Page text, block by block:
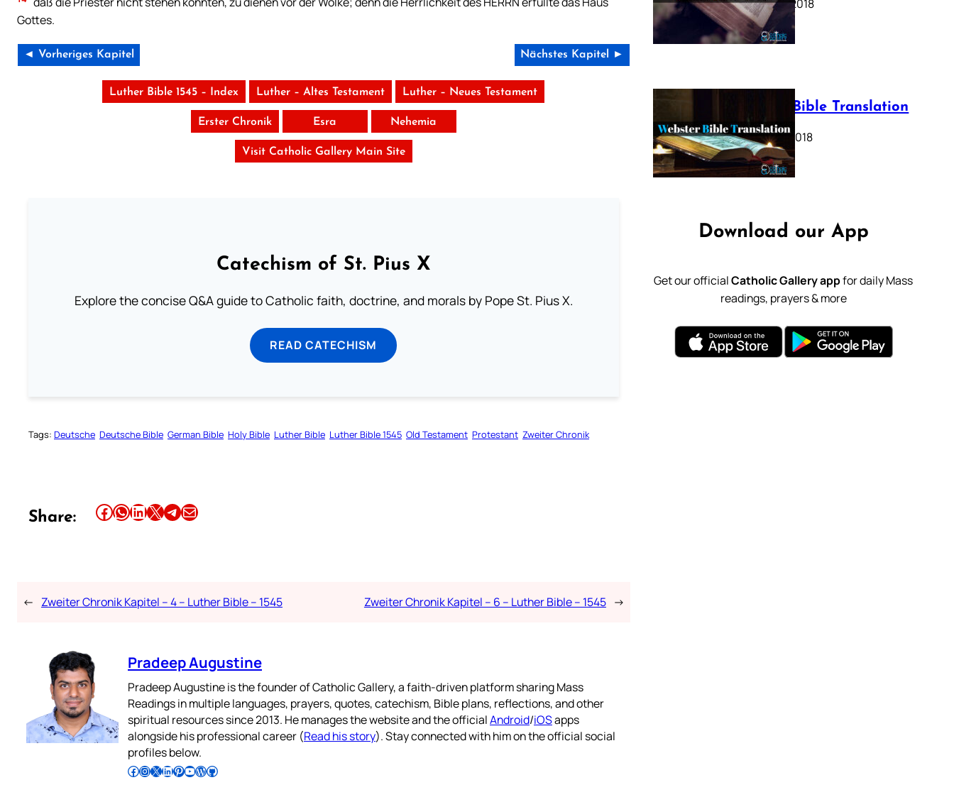
Gottes.
◄ Vorheriges Kapitel Nächstes Kapitel ►
Luther Bible 1545 – Index Luther – Altes Testament Luther – Neues Testament
Erster Chronik Esra Nehemia
Visit Catholic Gallery Main Site
Catechism of St. Pius X
Explore the concise Q&A guide to Catholic faith, doctrine, and morals by Pope St. Pius X.
READ CATECHISM
Tags: Deutsche Deutsche Bible German Bible Holy Bible Luther Bible Luther Bible 1545 Old Testament Protestant Zweiter Chronik
Share: Share this article on Facebook Share this article on WhatsApp Share this article on LinkedIn Share this article on X Share this article on TelegramEmail this Article
← Zweiter Chronik Kapitel – 4 – Luther Bible – 1545 Zweiter Chronik Kapitel – 6 – Luther Bible – 1545 →
Pradeep Augustine
Pradeep Augustine is the founder of Catholic Gallery, a faith-driven platform sharing Mass
Readings in multiple languages, prayers, quotes, catechism, Bible plans, reflections, and other
spiritual resources since 2013. He manages the website and the officialAndroid/iOSapps
alongside his professional career (Read his story). Stay connected with him on the official social
profiles below.
Follow Pradeep on Facebook Follow Pradeep on InstagramFollow Pradeep on X Follow Pradeep on LinkedIn Follow Pradeep on Pinterest Subscribe to Pradeep’s Youtube Channel Follow Pradeep on WordPress Follow Pradeep on GitHub
October 17, 2018
Webster Bible Translation
October 11, 2018
Download our App
Get our officialCatholic Gallery appfor daily Mass
readings, prayers & more